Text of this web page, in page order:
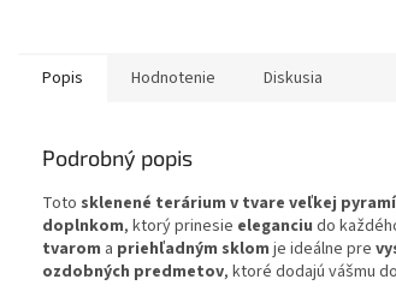
Popis Hodnotenie Diskusia
Podrobný popis
Toto sklenené terárium v tvare veľkej
doplnkom, ktorý prinesie eleganciu do
tvarom a priehľadným sklom je ideálne pre
ozdobných predmetov, ktoré dodajú vášmu